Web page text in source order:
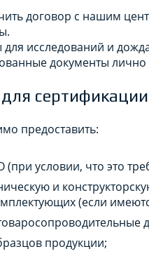
договор с нашим
исследований и
документы лично
предоставить:
условии, что это
и
(если
продукции;